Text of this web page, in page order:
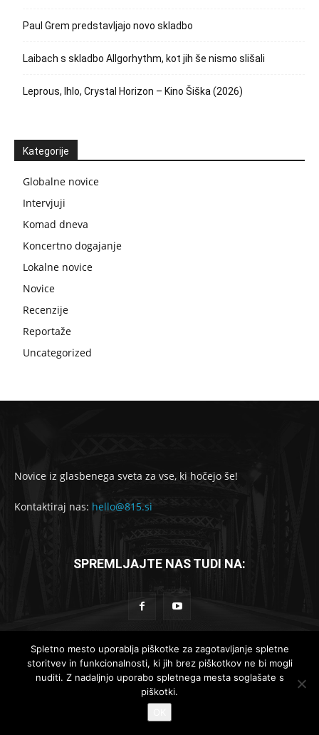
Paul Grem predstavljajo novo skladbo
Laibach s skladbo Allgorhythm, kot jih še nismo slišali
Leprous, Ihlo, Crystal Horizon – Kino Šiška (2026)
Kategorije
Globalne novice
Intervjuji
Komad dneva
Koncertno dogajanje
Lokalne novice
Novice
Recenzije
Reportaže
Uncategorized
Novice iz glasbenega sveta za vse, ki hočejo še!
Kontaktiraj nas: hello@815.si
SPREMLJAJTE NAS TUDI NA:
© 2019-2025 - 815.si
Globalne novice Komad dneva
Koncertno dogajanje
Spletno mesto uporablja piškotke za zagotavljanje spletne
storitvev in funkcionalnosti, ki jih brez piškotkov ne bi mogli
nuditi. Z nadaljnjo uporabo spletnega mesta soglašate s
piškotki.